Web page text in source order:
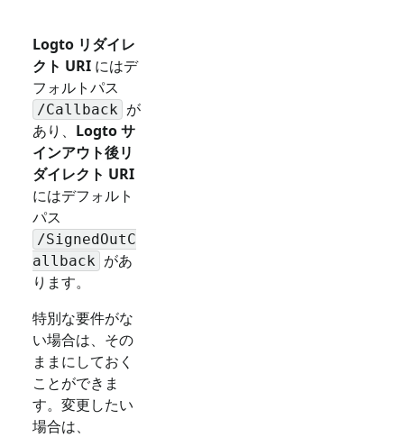
Logto リダイレ
クト URI にはデ
フォルトパス
/Callback が
あり、 Logto サ
インアウト後リ
ダイレクト URI
にはデフォルト
パス
/SignedOutC
allback があ
ります。
特別な要件がな
い場合は、その
ままにしておく
ことができま
す。変更したい
場合は、